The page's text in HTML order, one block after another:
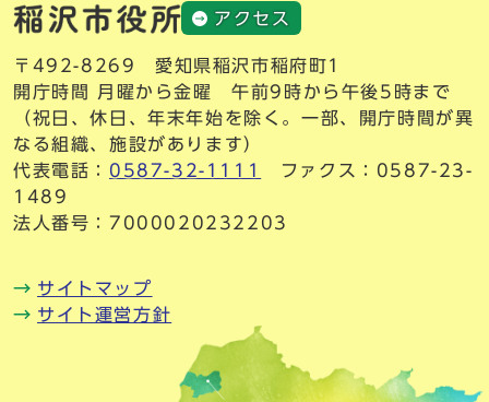
アクセス
〒492-8269 愛知県稲沢市稲府町1
開庁時間 月曜から金曜 午前9時から午後5時まで
（祝日、休日、年末年始を除く。一部、開庁時間が異
なる組織、施設があります）
代表電話： 0587-32-1111
ファクス：0587-23-
1489
法人番号：7000020232203
サイトマップ
サイト運営方針